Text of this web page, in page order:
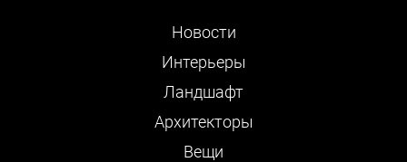
Новости
Интерьеры
Ландшафт
Архитекторы
Вещи